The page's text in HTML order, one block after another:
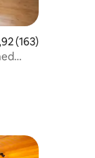
av 5 i
(163)